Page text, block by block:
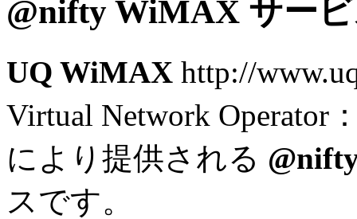
@nifty WiMAX サー
UQ WiMAX http://
Virtual Network Operator
により提供される
スです。